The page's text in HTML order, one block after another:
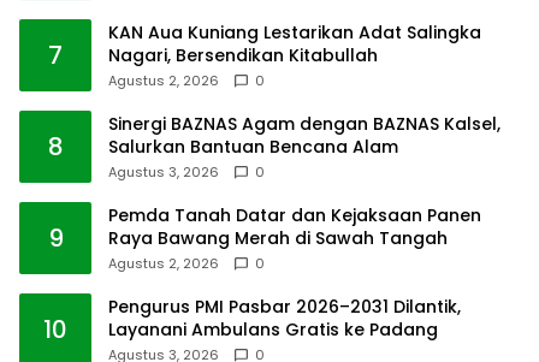
7
KAN Aua Kuniang Lestarikan Adat Salingka
Nagari, Bersendikan Kitabullah
Agustus 2, 2026 0
8
Sinergi BAZNAS Agam dengan BAZNAS Kalsel,
Salurkan Bantuan Bencana Alam
Agustus 3, 2026 0
9
Pemda Tanah Datar dan Kejaksaan Panen
Raya Bawang Merah di Sawah Tangah
Agustus 2, 2026 0
10
Pengurus PMI Pasbar 2026–2031 Dilantik,
Layanani Ambulans Gratis ke Padang
Agustus 3, 2026 0